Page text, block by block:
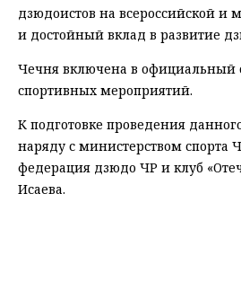
дзюдоистов на всероссийской и
и достойный вклад в развитие
Чечня включена в официальный
спортивных мероприятий.
К подготовке проведения
наряду с министерством спорта
федерация дзюдо ЧР и клуб
Исаева.